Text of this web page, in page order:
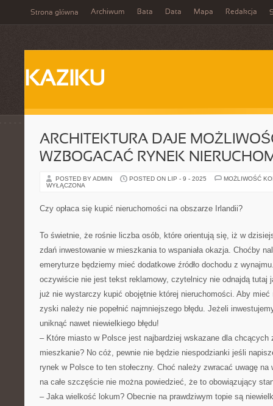
Strona główna Archiwum Bata Data Mapa Redakcja
KAZIKU
ARCHITEKTURA DAJE
WZBOGACAĆ RYNEK
POSTED BY ADMIN POSTED ON LIP - 9 - 2025
MOŻLIWOŚĆ
WYŁĄCZONA
Czy opłaca się kupić nieruchomości na obszarze Irlandii?
To świetnie, że rośnie liczba osób, które orientują się, iż w
zdań inwestowanie w mieszkania to wspaniała okazja. Choćby
emeryturze będziemy mieć dodatkowe źródło dochodu z
oczywiście nie jest tekst reklamowy, czytelnicy nie odnajdą tutaj
już nie wystarczy kupić obojętnie której nieruchomości. Aby
zyski należy nie popełnić najmniejszego błędu. Jeżeli
uniknąć nawet niewielkiego błędu!
– Które miasto w Polsce jest najbardziej wskazane dla chcących
mieszkanie? No cóż, pewnie nie będzie niespodzianki jeśli
rynek w Polsce to ten stołeczny. Choć należy zwracać uwagę
na całe szczęście nie można powiedzieć, że to obowiązujący
– Jaka wielkość lokum? Obecnie na prawdziwym topie są